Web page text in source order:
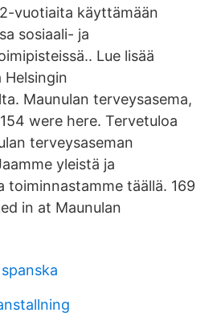
vuotiaita käyttämään
sosiaali- ja
Lue lisää
Helsingin
Maunulan terveysasema,
were here. Tervetuloa
terveysaseman
yleistä ja
toiminnastamme täällä. 169
in at Maunulan